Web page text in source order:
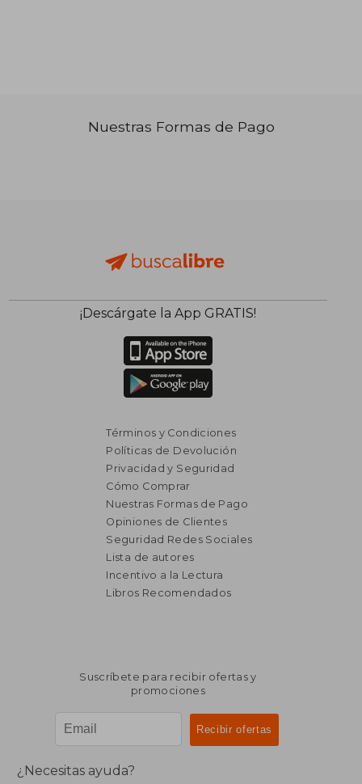
₡ 24.662
Nuestras Formas de Pago
¡Descárgate la App GRATIS!
Términos y Condiciones
Políticas de Devolución
Privacidad y Seguridad
Cómo Comprar
Nuestras Formas de Pago
Opiniones de Clientes
Seguridad Redes Sociales
Lista de autores
Incentivo a la Lectura
Libros Recomendados
Suscríbete para recibir ofertas y
promociones
¿Necesitas ayuda?